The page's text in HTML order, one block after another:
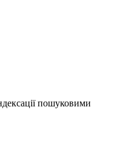
пошуковими